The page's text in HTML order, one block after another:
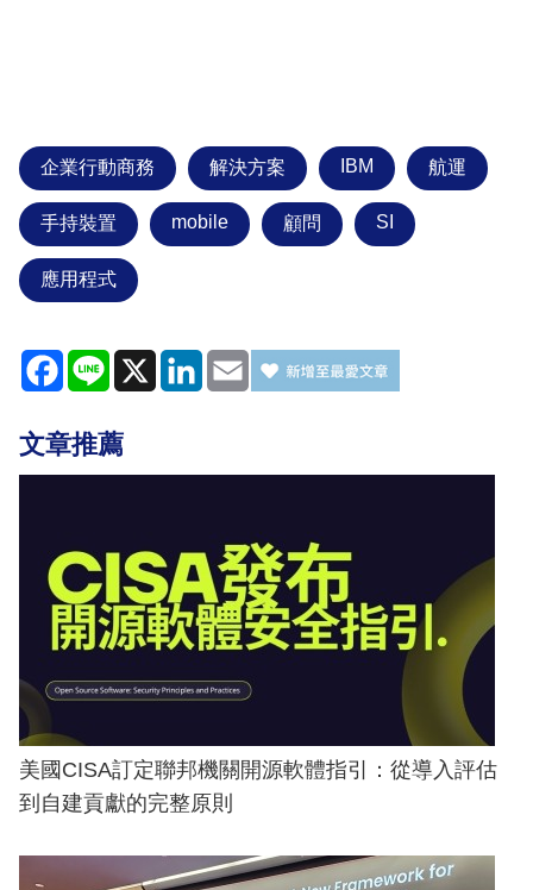
企業行動商務 解決方案 IBM 航運
手持裝置 mobile 顧問 SI
應用程式
Facebook
Line X LinkedIn
Email
文章推薦
美國CISA訂定聯邦機關開源軟體指引：從導入評估
到自建貢獻的完整原則